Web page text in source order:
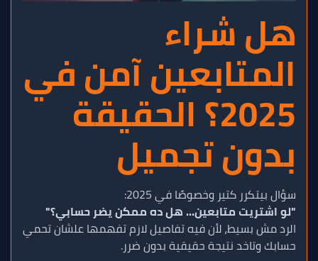
هل شراء
المتابعين آمن في
2025؟ الحقيقة
بدون تجميل
سؤال بيتكرر كتير وخصوصًا في 2025:
"لو اشتريت متابعين... هل ده ممكن يضر حسابي؟"
الرد مش بسيط، لأن فيه تفاصيل لازم تفهمها علشان تحمي
حسابك وتاخد نتيجة حقيقية بدون ضرر.